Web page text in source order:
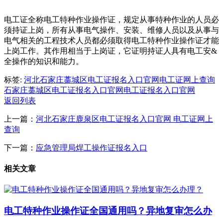
电工证全称电工特种作业操作证，规定从事特种作业的人员必
须持证上岗，所有从事电气操作、安装、维修人员以及从事与
电气相关的工程技术人员都必须取得电工特种作业操作证才能
上岗工作。其作用相当于上岗证，它证明持证人具有电工安&
全操作的知识和能力。
标签: 河北石家庄藁城区电工证报名入口官网 电工证网上查询
石家庄藁城区电工证报名入口官网 电工证报名入口官网
返回列表
上一篇： 河北石家庄鹿泉区电工证报名入口官网 电工证网上
查询
下一篇： 应急管理局焊工操作证报名入口
相关文章
电工特种作业操作证全国通用吗？异地复审怎么办